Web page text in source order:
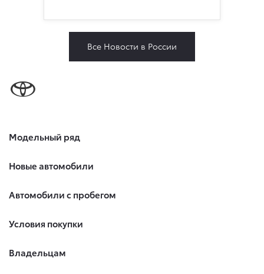
Все Новости в России
Модельный ряд
Новые автомобили
Автомобили с пробегом
Условия покупки
Владельцам